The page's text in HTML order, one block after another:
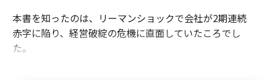
本書を知ったのは、リーマンショックで会社が2期連続
赤字に陥り、経営破綻の危機に直面していたころでし
た。